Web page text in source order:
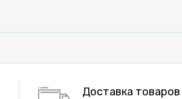
Доставка товаров